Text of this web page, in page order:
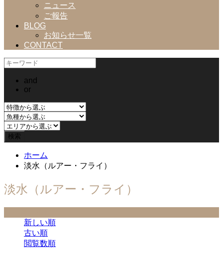
ニュース
ご報告
BLOG
お知らせ一覧
CONTACT
and
or
ホーム
淡水（ルアー・フライ）
淡水（ルアー・フライ）
新しい順
古い順
閲覧数順